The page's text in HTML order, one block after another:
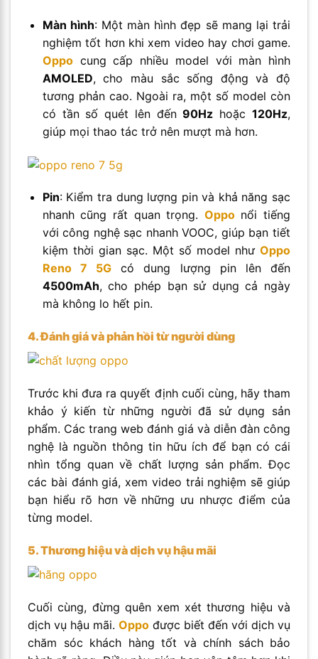
Màn hình: Một màn hình đẹp sẽ mang lại trải
nghiệm tốt hơn khi xem video hay chơi game.
Oppocung cấp nhiều model với màn hình
AMOLED, cho màu sắc sống động và độ
tương phản cao. Ngoài ra, một số model còn
có tần số quét lên đến90Hz hoặc120Hz,
giúp mọi thao tác trở nên mượt mà hơn.
Pin: Kiểm tra dung lượng pin và khả năng sạc
nhanh cũng rất quan trọng. Opponổi tiếng
với công nghệ sạc nhanh VOOC, giúp bạn tiết
kiệm thời gian sạc. Một số model như Oppo
Reno 7 5G có dung lượng pin lên đến
4500mAh, cho phép bạn sử dụng cả ngày
mà không lo hết pin.
4. Đánh giá và phản hồi từ người dùng
Trước khi đưa ra quyết định cuối cùng, hãy tham
khảo ý kiến từ những người đã sử dụng sản
phẩm. Các trang web đánh giá và diễn đàn công
nghệ là nguồn thông tin hữu ích để bạn có cái
nhìn tổng quan về chất lượng sản phẩm. Đọc
các bài đánh giá, xem video trải nghiệm sẽ giúp
bạn hiểu rõ hơn về những ưu nhược điểm của
từng model.
5. Thương hiệu và dịch vụ hậu mãi
Cuối cùng, đừng quên xem xét thương hiệu và
dịch vụ hậu mãi. Oppo được biết đến với dịch vụ
chăm sóc khách hàng tốt và chính sách bảo